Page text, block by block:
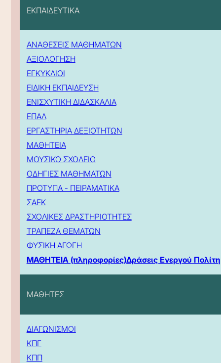
ΕΚΠΑΙΔΕΥΤΙΚΑ
ΑΝΑΘΕΣΕΙΣ ΜΑΘΗΜΑΤΩΝ
ΑΞΙΟΛΟΓΗΣΗ
ΕΓΚΥΚΛΙΟΙ
ΕΙΔΙΚΗ ΕΚΠΑΙΔΕΥΣΗ
ΕΝΙΣΧΥΤΙΚΗ ΔΙΔΑΣΚΑΛΙΑ
ΕΠΑΛ
ΕΡΓΑΣΤΗΡΙΑ ΔΕΞΙΟΤΗΤΩΝ
ΜΑΘΗΤΕΙΑ
ΜΟΥΣΙΚΟ ΣΧΟΛΕΙΟ
ΟΔΗΓΙΕΣ ΜΑΘΗΜΑΤΩΝ
ΠΡΟΤΥΠΑ - ΠΕΙΡΑΜΑΤΙΚΑ
ΣΑΕΚ
ΣΧΟΛΙΚΕΣ ΔΡΑΣΤΗΡΙΟΤΗΤΕΣ
ΤΡΑΠΕΖΑ ΘΕΜΑΤΩΝ
ΦΥΣΙΚΗ ΑΓΩΓΗ
ΜΑΘΗΤΕΙΑ (πληροφορίες)Δράσεις Ενεργού Πολίτη
ΜΑΘΗΤΕΣ
ΔΙΑΓΩΝΙΣΜΟΙ
ΚΠΓ
ΚΠΠ